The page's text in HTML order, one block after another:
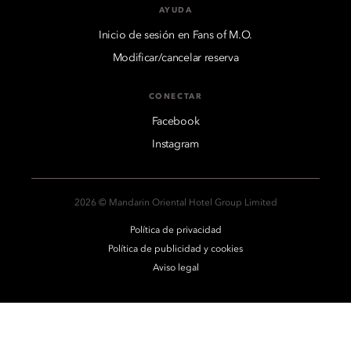
AYUDA
Inicio de sesión en Fans of M.O.
Modificar/cancelar reserva
CONECTAR
Facebook
Instagram
2026 © Mandarin Oriental Hotel Group Limited
Política de privacidad
Política de publicidad y cookies
Aviso legal